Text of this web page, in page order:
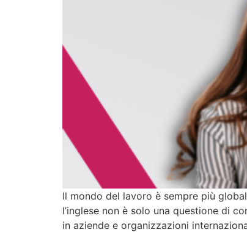
Il mondo del lavoro è sempre più
l’inglese non è solo una questione di
in aziende e organizzazioni